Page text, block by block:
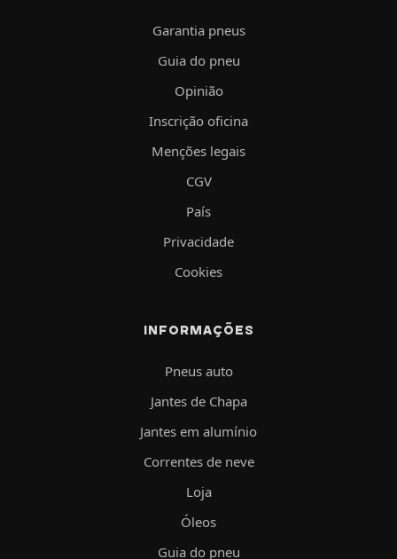
Garantia pneus
Guia do pneu
Opinião
Inscrição oficina
Menções legais
CGV
País
Privacidade
Cookies
INFORMAÇÕES
Pneus auto
Jantes de Chapa
Jantes em alumínio
Correntes de neve
Loja
Óleos
Guia do pneu